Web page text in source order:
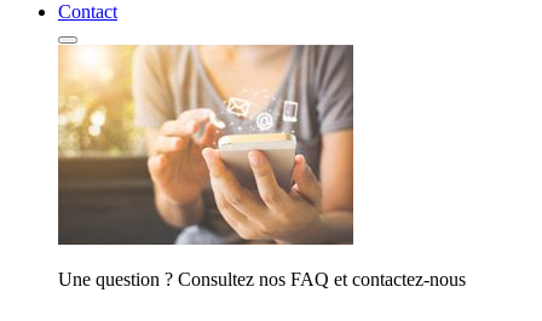
Contact
Une question ? Consultez nos FAQ et contactez-nous